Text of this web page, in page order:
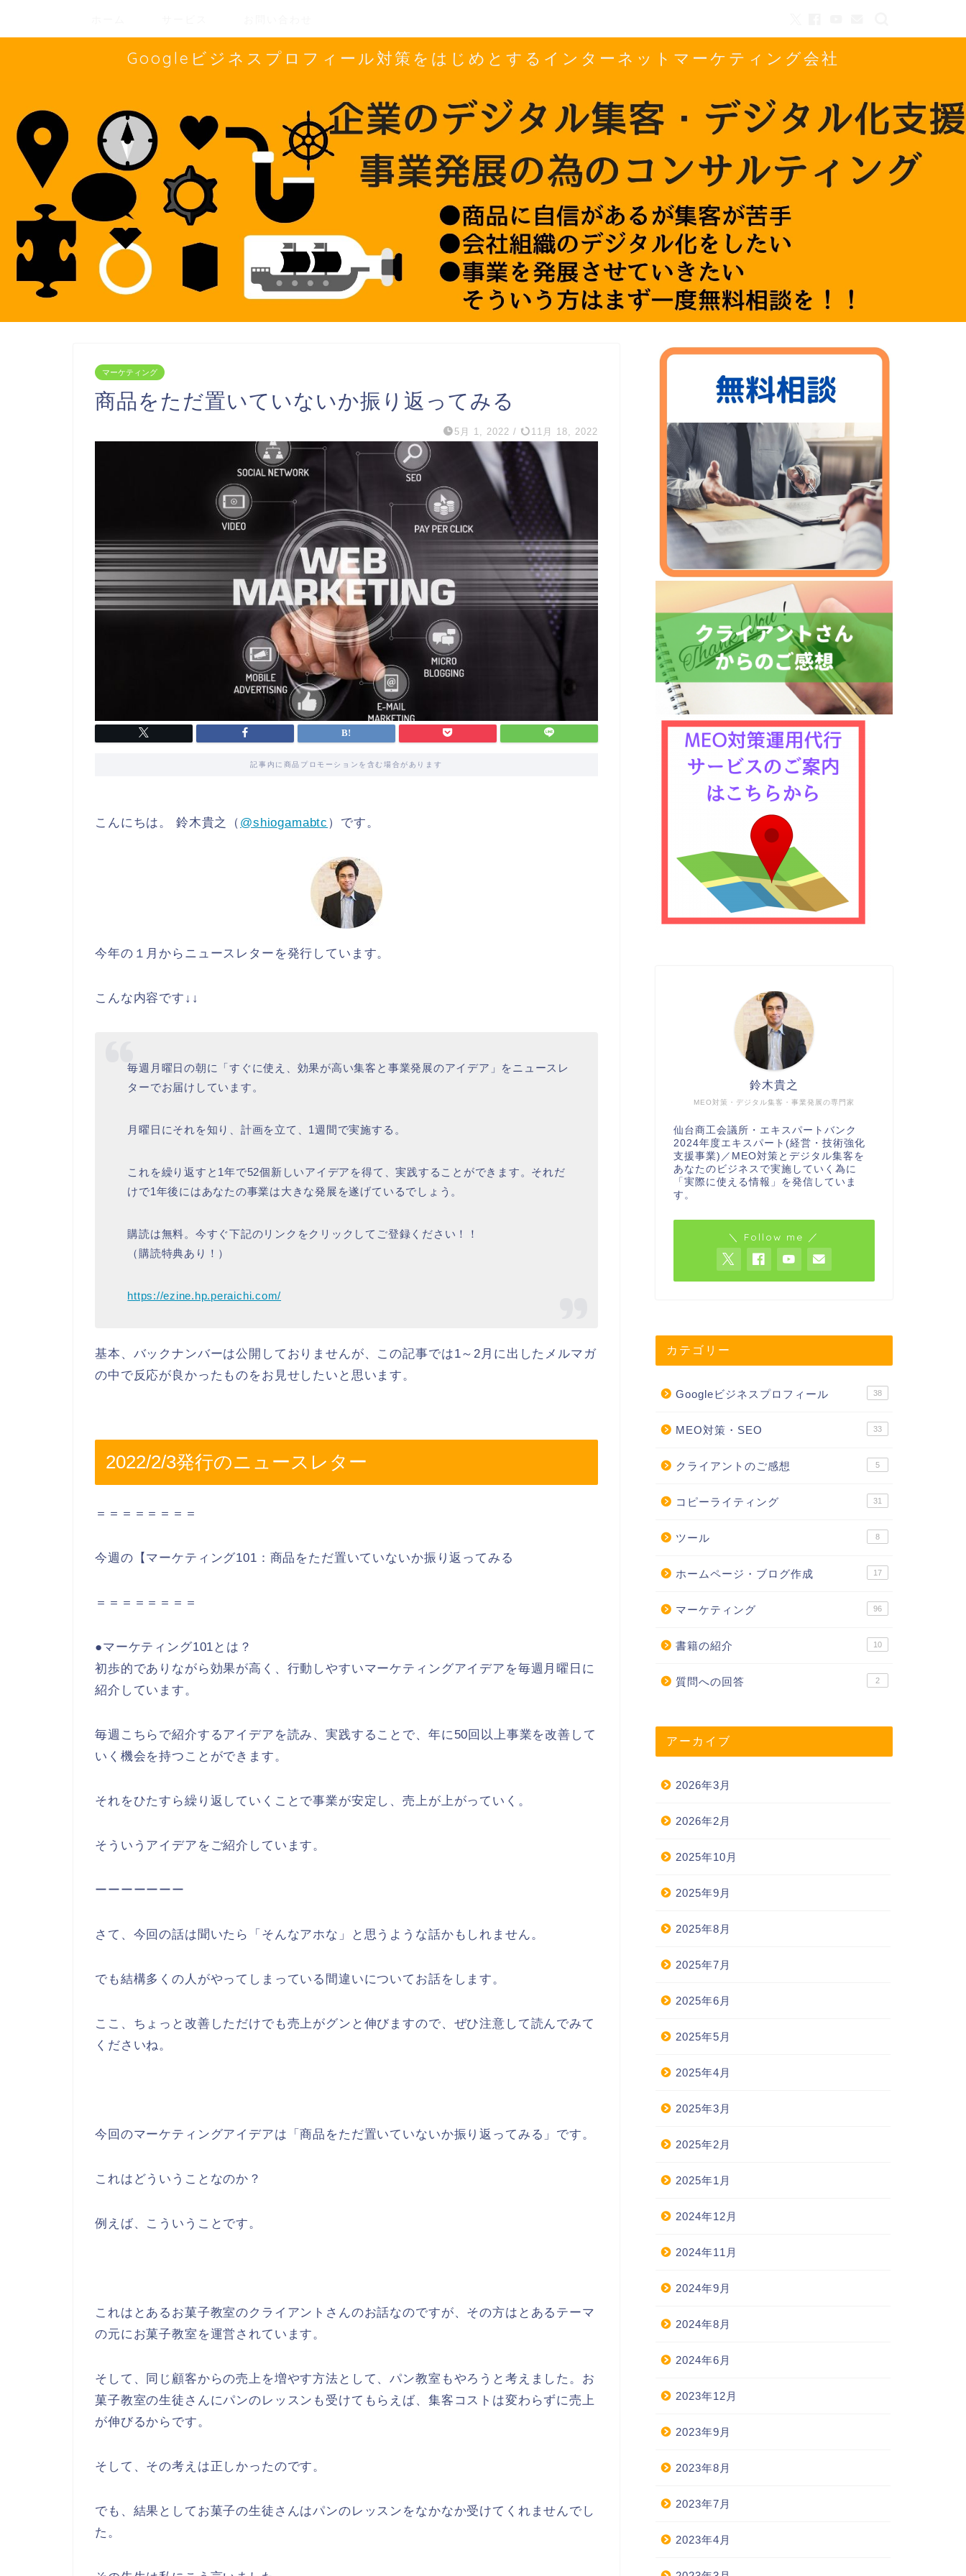
Googleビジネスプロフィール対策をはじめとするインターネットマーケティング会社
マーケティング
商品をただ置いていないか振り返ってみる
5月 1, 2022 / 11月 18, 2022
記事内に商品プロモーションを含む場合があります
こんにちは。 鈴木貴之（ @shiogamabtc ）です。
今年の１月からニュースレターを発行しています。
こんな内容です↓↓
毎週月曜日の朝に「すぐに使え、効果が高い集客と事業発展のアイデア」をニュースレ
ターでお届けしています。
月曜日にそれを知り、計画を立て、1週間で実施する。
これを繰り返すと1年で52個新しいアイデアを得て、実践することができます。それだ
けで1年後にはあなたの事業は大きな発展を遂げているでしょう。
購読は無料。今すぐ下記のリンクをクリックしてご登録ください！！
（購読特典あり！）
https://ezine.hp.peraichi.com/
基本、バックナンバーは公開しておりませんが、この記事では1～2月に出したメルマガ
の中で反応が良かったものをお見せしたいと思います。
2022/2/3発行のニュースレター
＝＝＝＝＝＝＝＝
今週の【マーケティング101：商品をただ置いていないか振り返ってみる
＝＝＝＝＝＝＝＝
●マーケティング101とは？
初歩的でありながら効果が高く、行動しやすいマーケティングアイデアを毎週月曜日に
紹介しています。
毎週こちらで紹介するアイデアを読み、実践することで、年に50回以上事業を改善して
いく機会を持つことができます。
それをひたすら繰り返していくことで事業が安定し、売上が上がっていく。
そういうアイデアをご紹介しています。
ーーーーーーー
さて、今回の話は聞いたら「そんなアホな」と思うような話かもしれません。
でも結構多くの人がやってしまっている間違いについてお話をします。
ここ、ちょっと改善しただけでも売上がグンと伸びますので、ぜひ注意して読んでみて
くださいね。
今回のマーケティングアイデアは「商品をただ置いていないか振り返ってみる」です。
これはどういうことなのか？
例えば、こういうことです。
これはとあるお菓子教室のクライアントさんのお話なのですが、その方はとあるテーマ
の元にお菓子教室を運営されています。
そして、同じ顧客からの売上を増やす方法として、パン教室もやろうと考えました。お
菓子教室の生徒さんにパンのレッスンも受けてもらえば、集客コストは変わらずに売上
が伸びるからです。
そして、その考えは正しかったのです。
でも、結果としてお菓子の生徒さんはパンのレッスンをなかなか受けてくれませんでし
た。
MEO対策・デジタル集客・事業発展の専門家
鈴木貴之
仙台商工会議所・エキスパートバンク
2024年度エキスパート(経営・技術強化
支援事業)／MEO対策とデジタル集客を
あなたのビジネスで実施していく為に
「実際に使える情報」を発信していま
す。
＼ Follow me ／
カテゴリー
Googleビジネスプロフィール 38
MEO対策・SEO 33
クライアントのご感想 5
コピーライティング 31
ツール 8
ホームページ・ブログ作成 17
マーケティング 96
書籍の紹介 10
質問への回答 2
アーカイブ
2026年3月
2026年2月
2025年10月
2025年9月
2025年8月
2025年7月
2025年6月
2025年5月
2025年4月
2025年3月
2025年2月
2025年1月
2024年12月
2024年11月
2024年9月
2024年8月
2024年6月
2023年12月
2023年9月
2023年8月
2023年7月
2023年4月